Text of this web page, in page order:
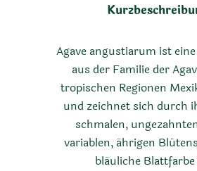
Agave angustiarum ist
aus der Familie der
tropischen Regionen
und zeichnet sich durch
schmalen,
variablen, ährigen
bläuliche